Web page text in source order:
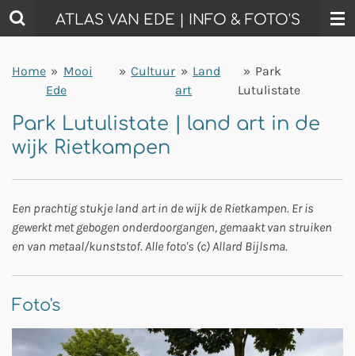
Ga
direct
de
hoofdinhoud
ATLAS VAN EDE | INFO & FOTO'S
Home » Mooi
Ede
» Cultuur » Land
art
» Park
Lutulistate
Park Lutulistate | land art in de
wijk Rietkampen
Een prachtig stukje land art in de wijk de Rietkampen. Er is
gewerkt met gebogen onderdoorgangen, gemaakt van struiken
en van metaal/kunststof. Alle foto's (c) Allard Bijlsma.
Foto's